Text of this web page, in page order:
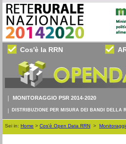
Cos'è la RRN
MONITORAGGIO PSR 2014-2020
DISTRIBUZIONE PER MISURA DEI BANDI DELLA
Sei in: Home > Cos'è Open Data RRN >